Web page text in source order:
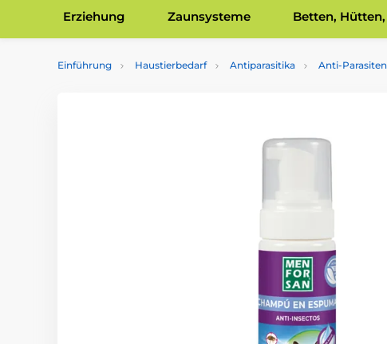
Erziehung Zaunsysteme Betten,
Einführung Haustierbedarf Antiparasitika Anti-